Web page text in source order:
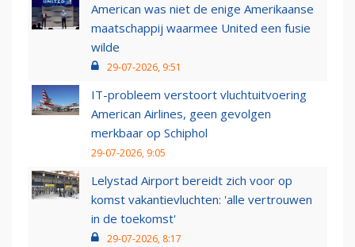
American was niet de enige Amerikaanse
maatschappij waarmee United een fusie
wilde
29-07-2026, 9:51
IT-probleem verstoort vluchtuitvoering
American Airlines, geen gevolgen
merkbaar op Schiphol
29-07-2026, 9:05
Lelystad Airport bereidt zich voor op
komst vakantievluchten: 'alle vertrouwen
in de toekomst'
29-07-2026, 8:17